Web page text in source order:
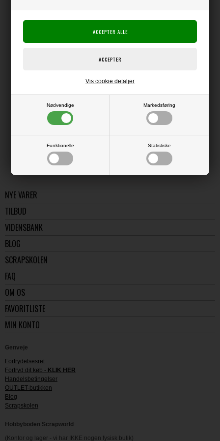
Nødvendige Markedsføring
Funktionelle Statistiske
Vis cookie detaljer
Producent:
LÆS OG BLIV INSPIRERET
Læs flere artikler...
NYE VARER
TILBUD
VIDENSBANK
BLOG
SCRAPSKOLEN
FAQ
OM OS
FAVORITLISTE
MIN KONTO
Genveje
Fortrydelsesret
Fortryd dit køb - KLIK HER
Handelsbetingelser
OUTLET-butikken
Blog
Scrapskolen
Hobbyboden Scrapworld
(Kontor og lager - vi har IKKE nogen fysisk butik)